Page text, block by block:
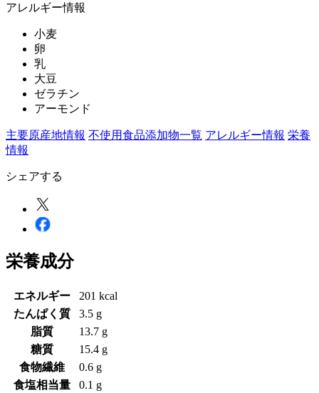
アレルギー情報
小麦
卵
乳
大豆
ゼラチン
アーモンド
主要原産地情報 不使用食品添加物一覧 アレルギー情報 栄養
情報
シェアする
栄養成分
エネルギー
201 kcal
たんぱく質
3.5 g
脂質
13.7 g
糖質
15.4 g
食物繊維
0.6 g
食塩相当量
0.1 g